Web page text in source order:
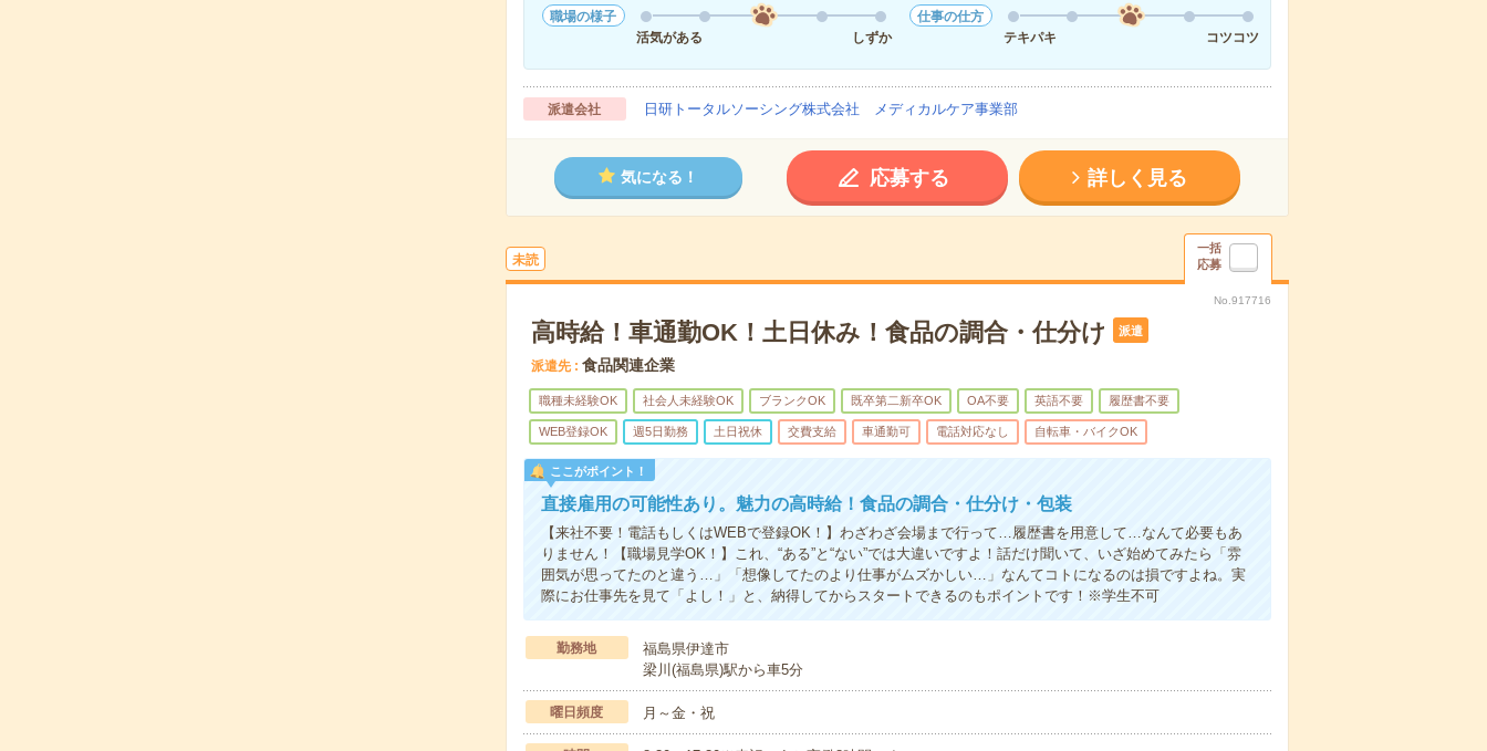
職場の様子
活気がある
しずか
仕事の仕方
テキパキ
コツコツ
派遣会社 日研トータルソーシング株式会社 メディカルケア事業部
気になる！ 応募する 詳しく見る
未読
一括
応募
No.917716
高時給！車通勤OK！土日休み！食品の調合・仕分け 派遣
派遣先 食品関連企業
職種未経験OK 社会人未経験OK ブランクOK 既卒第二新卒OK OA不要 英語不要 履歴書不要
WEB登録OK 週5日勤務 土日祝休 交費支給 車通勤可 電話対応なし 自転車・バイクOK
ここがポイント！
直接雇用の可能性あり。魅力の高時給！食品の調合・仕分け・包装
【来社不要！電話もしくはWEBで登録OK！】わざわざ会場まで行って…履歴書を用意して…なんて必要もあ
りません！【職場見学OK！】これ、“ある”と“ない”では大違いですよ！話だけ聞いて、いざ始めてみたら「雰
囲気が思ってたのと違う…」「想像してたのより仕事がムズかしい…」なんてコトになるのは損ですよね。実
際にお仕事先を見て「よし！」と、納得してからスタートできるのもポイントです！※学生不可
勤務地
福島県伊達市
梁川(福島県)駅から車5分
曜日頻度 月～金・祝